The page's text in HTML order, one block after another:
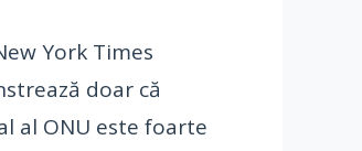
York Times
doar că
al ONU este foarte